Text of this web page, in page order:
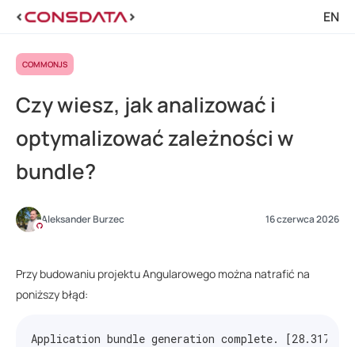
EN
COMMONJS
Czy wiesz, jak analizować i
optymalizować zależności w
bundle?
Aleksander Burzec 16 czerwca 2026
Przy budowaniu projektu Angularowego można natrafić na
poniższy błąd:
Application bundle generation complete. [28.317